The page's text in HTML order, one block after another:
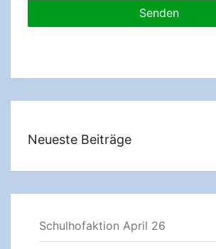
Neueste Beiträge
Schulhofaktion April 26